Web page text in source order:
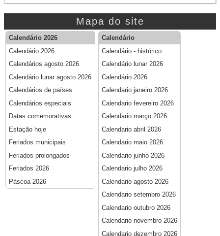
Mapa do site
Calendário 2026
Calendário 2026
Calendários agosto 2026
Calendário lunar agosto 2026
Calendários de países
Calendários especiais
Datas comemorativas
Estação hoje
Feriados municipais
Feriados prolongados
Feriados 2026
Páscoa 2026
Calendário
Calendário - histórico
Calendário lunar 2026
Calendário 2026
Calendario janeiro 2026
Calendario fevereiro 2026
Calendario março 2026
Calendario abril 2026
Calendario maio 2026
Calendario junho 2026
Calendario julho 2026
Calendario agosto 2026
Calendario setembro 2026
Calendario outubro 2026
Calendario novembro 2026
Calendario dezembro 2026